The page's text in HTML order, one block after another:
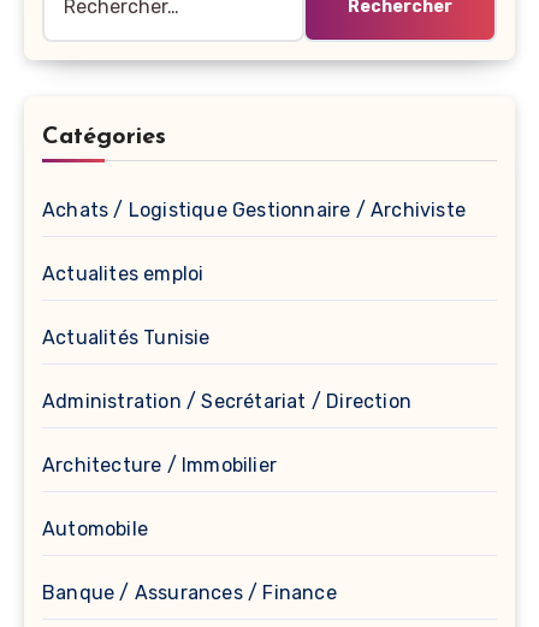
Catégories
Achats / Logistique Gestionnaire / Archiviste
Actualites emploi
Actualités Tunisie
Administration / Secrétariat / Direction
Architecture / Immobilier
Automobile
Banque / Assurances / Finance